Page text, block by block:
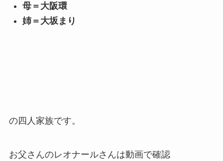
母＝大阪環
姉＝大坂まり
の四人家族です。
お父さんのレオナールさんは動画で確認